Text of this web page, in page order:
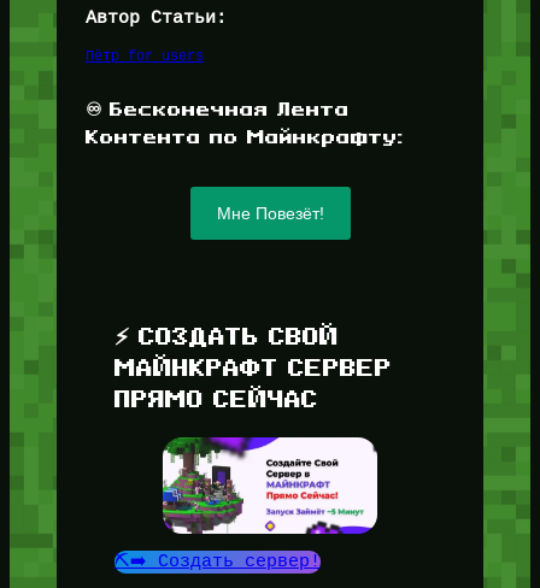
Автор Статьи:
Пётр for_users
♾️ Бесконечная Лента
Контента по Майнкрафту:
Мне Повезёт!
⚡ СОЗДАТЬ СВОЙ
МАЙНКРАФТ СЕРВЕР
ПРЯМО СЕЙЧАС
⛏️➡️ Создать сервер!